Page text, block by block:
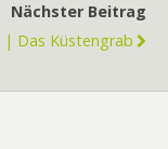
Nächster Beitrag
| Das Küstengrab